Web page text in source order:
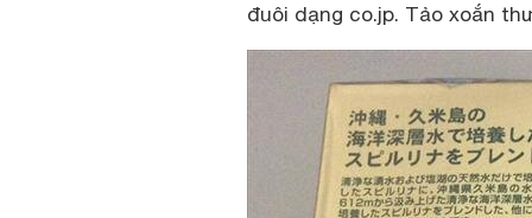
đuôi dạng co.jp. Tảo xoắn